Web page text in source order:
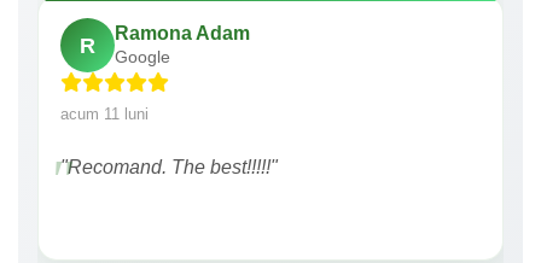
R
Ramona Adam
Google
acum 11 luni
"Recomand. The best!!!!!"